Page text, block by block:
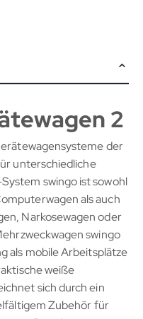
2
der
unterschiedliche
swingo ist sowohl
als auch
Narkosewagen oder
swingo
als mobile Arbeitsplätze
weiße
sich durch ein
Zubehör für